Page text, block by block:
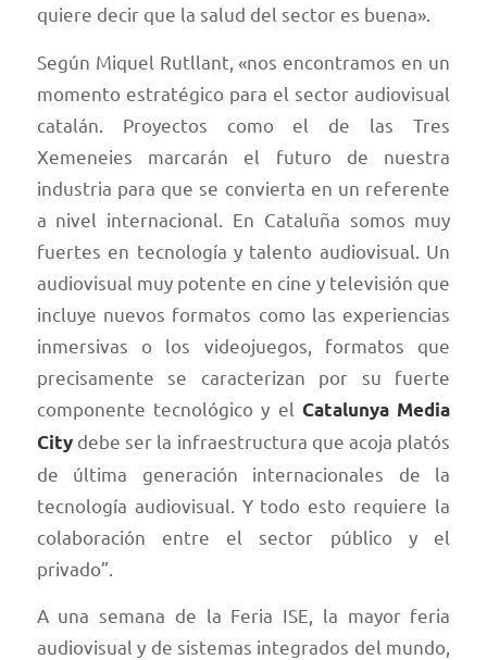
quiere decir que la salud del sector es buena».
Según Miquel Rutllant, «nos encontramos en un
momento estratégico para el sector audiovisual
catalán. Proyectos como el de las Tres
Xemeneies marcarán el futuro de nuestra
industria para que se convierta en un referente
a nivel internacional. En Cataluña somos muy
fuertes en tecnología y talento audiovisual. Un
audiovisual muy potente en cine y televisión que
incluye nuevos formatos como las experiencias
inmersivas o los videojuegos, formatos que
precisamente se caracterizan por su fuerte
componente tecnológico y elCatalunya Media
Citydebe ser la infraestructura que acoja platós
de última generación internacionales de la
tecnología audiovisual. Y todo esto requiere la
colaboración entre el sector público y el
privado”.
A una semana de la Feria ISE, la mayor feria
audiovisual y de sistemas integrados del mundo,